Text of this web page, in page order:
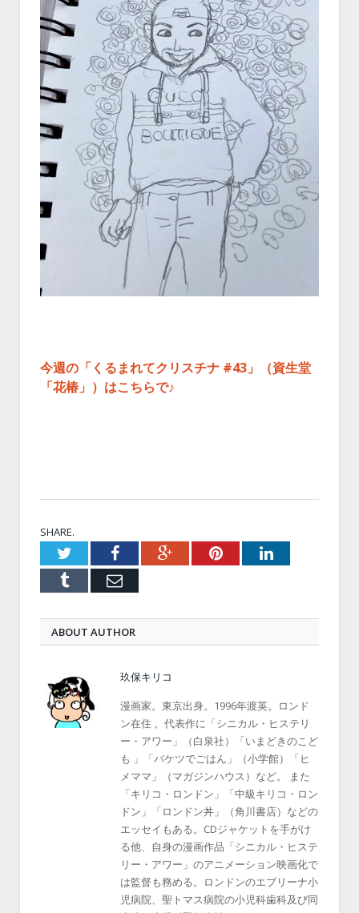
今週の「くるまれてクリスチナ #43」（資生堂
「花椿」）はこちらで♪
SHARE.
TwitterFacebookGoogle+PinterestLinkedIn
Tumblr Email
ABOUT AUTHOR
玖保キリコ
漫画家。東京出身。1996年渡英。ロンド
ン在住 。代表作に「シニカル・ヒステリ
ー・アワー」（白泉社）「いまどきのこど
も 」「バケツでごはん」（小学館）「ヒ
メママ」（マガジンハウス）など。 また
「キリコ・ロンドン」「中級キリコ・ロン
ドン」「ロンドン丼」（角川書店）などの
エッセイもある。CDジャケットを手がけ
る他、自身の漫画作品「シニカル・ヒステ
リー・アワー」のアニメーション映画化で
は監督も務める。ロンドンのエブリーナ小
児病院、聖トマス病院の小児科歯科及び同